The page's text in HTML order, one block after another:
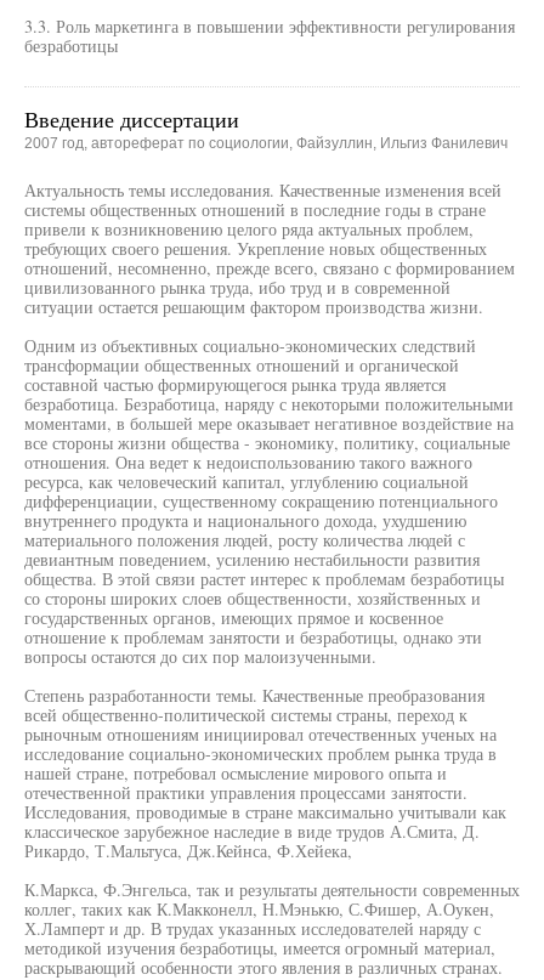
3.3. Роль маркетинга в повышении эффективности регулирования
безработицы
Введение диссертации
2007 год, автореферат по социологии, Файзуллин, Ильгиз Фанилевич
Актуальность темы исследования. Качественные изменения всей
системы общественных отношений в последние годы в стране
привели к возникновению целого ряда актуальных проблем,
требующих своего решения. Укрепление новых общественных
отношений, несомненно, прежде всего, связано с формированием
цивилизованного рынка труда, ибо труд и в современной
ситуации остается решающим фактором производства жизни.
Одним из объективных социально-экономических следствий
трансформации общественных отношений и органической
составной частью формирующегося рынка труда является
безработица. Безработица, наряду с некоторыми положительными
моментами, в большей мере оказывает негативное воздействие на
все стороны жизни общества - экономику, политику, социальные
отношения. Она ведет к недоиспользованию такого важного
ресурса, как человеческий капитал, углублению социальной
дифференциации, существенному сокращению потенциального
внутреннего продукта и национального дохода, ухудшению
материального положения людей, росту количества людей с
девиантным поведением, усилению нестабильности развития
общества. В этой связи растет интерес к проблемам безработицы
со стороны широких слоев общественности, хозяйственных и
государственных органов, имеющих прямое и косвенное
отношение к проблемам занятости и безработицы, однако эти
вопросы остаются до сих пор малоизученными.
Степень разработанности темы. Качественные преобразования
всей общественно-политической системы страны, переход к
рыночным отношениям инициировал отечественных ученых на
исследование социально-экономических проблем рынка труда в
нашей стране, потребовал осмысление мирового опыта и
отечественной практики управления процессами занятости.
Исследования, проводимые в стране максимально учитывали как
классическое зарубежное наследие в виде трудов А.Смита, Д.
Рикардо, Т.Мальтуса, Дж.Кейнса, Ф.Хейека,
К.Маркса, Ф.Энгельса, так и результаты деятельности современных
коллег, таких как К.Макконелл, Н.Мэнькю, С.Фишер, А.Оукен,
Х.Ламперт и др. В трудах указанных исследователей наряду с
методикой изучения безработицы, имеется огромный материал,
раскрывающий особенности этого явления в различных странах.